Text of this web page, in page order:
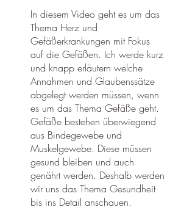
In diesem Video geht es um das
Thema Herz und
Gefäßerkrankungen mit Fokus
auf die Gefäßen. Ich werde kurz
und knapp erläutern welche
Annahmen und Glaubenssätze
abgelegt werden müssen, wenn
es um das Thema Gefäße geht.
Gefäße bestehen überwiegend
aus Bindegewebe und
Muskelgewebe. Diese müssen
gesund bleiben und auch
genährt werden. Deshalb werden
wir uns das Thema Gesundheit
bis ins Detail anschauen.